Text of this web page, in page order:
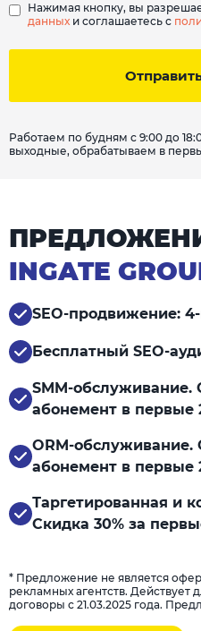
Нажимая кнопку, вы
данных и соглашаетесь с
Работаем по будням с 9:00 до
выходные, обрабатываем в
INGATE
SEO-продвижение:
Бесплатный SEO-
SMM-обслуживание.
абонемент в первые
ORM-обслуживание.
абонемент в первые
Таргетированная и
Скидка 30% за
* Предложение не является
рекламных агентств. Действует
договоры с 21.03.2025 года.